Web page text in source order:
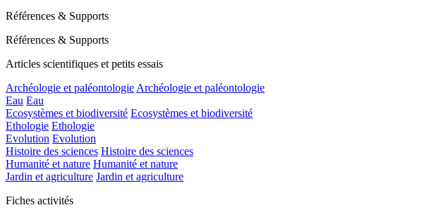
Références & Supports
Références & Supports
Articles scientifiques et petits essais
Archéologie et paléontologie Archéologie et paléontologie
Eau Eau
Ecosystèmes et biodiversité Ecosystèmes et biodiversité
Ethologie Ethologie
Evolution Evolution
Histoire des sciences Histoire des sciences
Humanité et nature Humanité et nature
Jardin et agriculture Jardin et agriculture
Fiches activités